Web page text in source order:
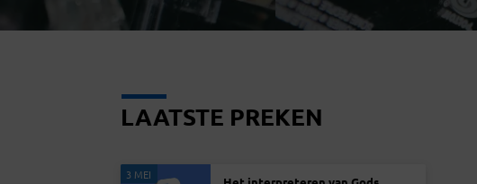
LAATSTE PREKEN
3 MEI